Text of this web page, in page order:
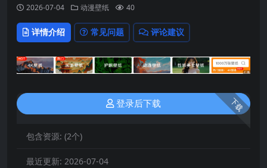
2026-07-04 动漫壁纸 40
详情介绍 常见问题 评论建议
下载
登录后下载
包含资源: (2个)
最近更新: 2026-07-04